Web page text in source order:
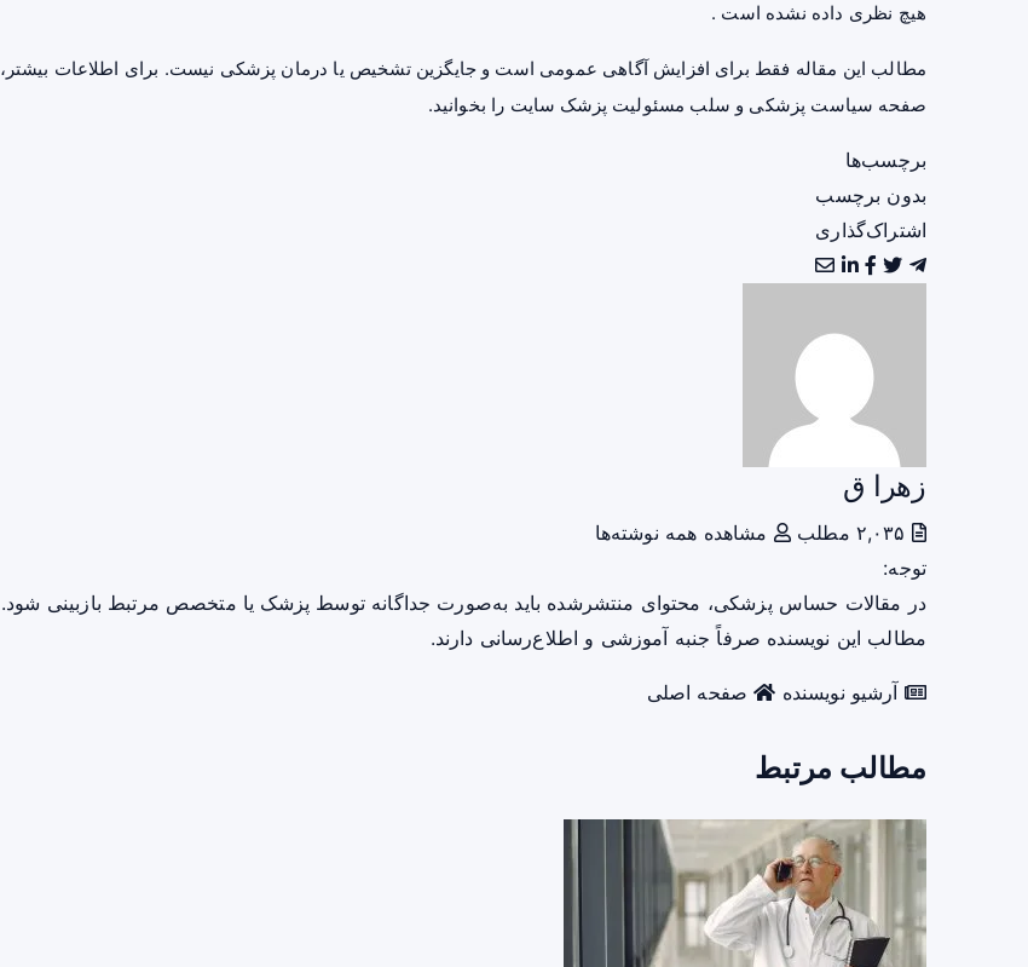
هیچ نظری داده نشده است .
مطالب این مقاله فقط برای افزایش آگاهی عمومی است و جایگزین تشخیص یا درمان پزشکی نیست. برای اطلاعات بیشتر،
صفحه سیاست پزشکی و سلب مسئولیت پزشک سایت را بخوانید.
برچسب‌ها
بدون برچسب
اشتراک‌گذاری
زهرا ق
مشاهده همه نوشته‌ها
توجه:
در مقالات حساس پزشکی، محتوای منتشرشده باید به‌صورت جداگانه توسط پزشک یا متخصص مرتبط بازبینی شود.
مطالب این نویسنده صرفاً جنبه آموزشی و اطلاع‌رسانی دارند.
آرشیو نویسنده صفحه اصلی
مطالب مرتبط